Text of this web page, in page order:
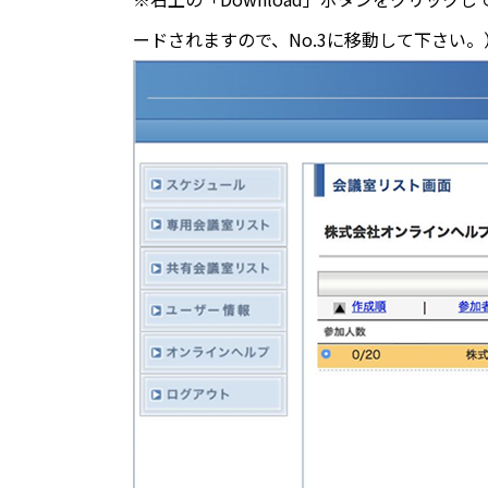
ードされますので、No.3に移動して下さい